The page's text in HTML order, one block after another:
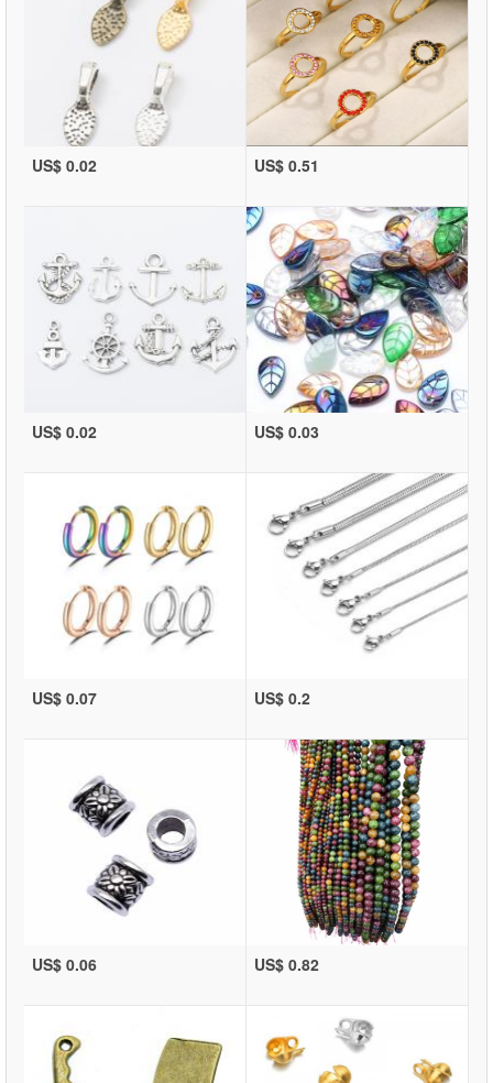
US$ 0.02 US$ 0.51
US$ 0.02 US$ 0.03
US$ 0.07 US$ 0.2
US$ 0.06 US$ 0.82